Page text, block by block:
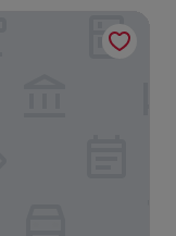
de
99 €